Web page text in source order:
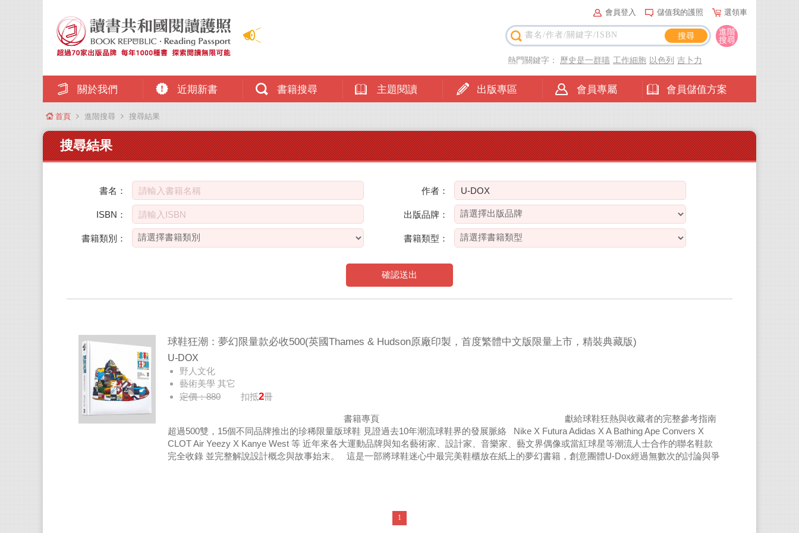
會員登入 儲值我的護照 選領車
關於我們 近期新書 書籍搜尋 主題閱讀 出版專區 會員專屬 會員儲值方案
進階
搜尋
熱門關鍵字： 歷史是一群喵 工作細胞 以色列 吉卜力
首頁 進階搜尋 搜尋結果
搜尋結果
書名： 作者：
ISBN： 出版品牌：
書籍類別： 書籍類型：
確認送出
球鞋狂潮：夢幻限量款必收500(英國Thames & Hudson原廠印製，首度繁體中文版限量上市，精裝典藏版)
U-DOX
野人文化
藝術美學 其它
定價：880
扣抵2冊
書籍專頁 獻給球鞋狂熱與收藏者的完整參考指南
超過500雙，15個不同品牌推出的珍稀限量版球鞋 見證過去10年潮流球鞋界的發展脈絡 Nike X Futura Adidas X A Bathing Ape Convers X
CLOT Air Yeezy X Kanye West 等 近年來各大運動品牌與知名藝術家、設計家、音樂家、藝文界偶像或當紅球星等潮流人士合作的聯名鞋款
完全收錄 並完整解說設計概念與故事始末。 這是一部將球鞋迷心中最完美鞋櫃放在紙上的夢幻書籍，創意團體U-Dox經過無數次的討論與爭
1